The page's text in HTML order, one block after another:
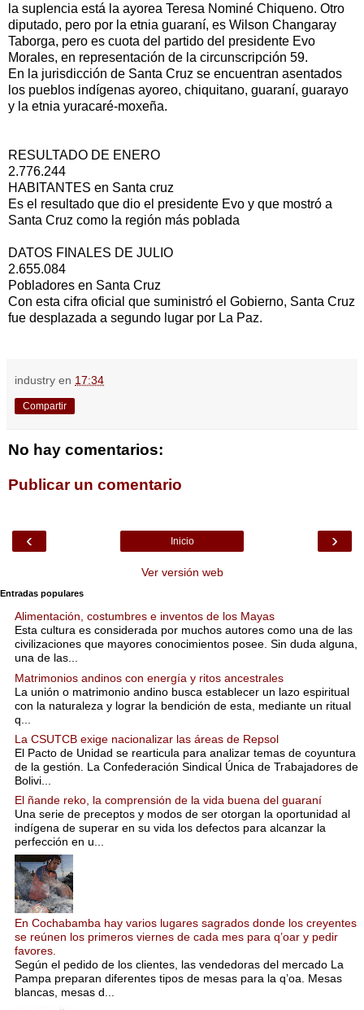
la suplencia está la ayorea Teresa Nominé Chiqueno. Otro
diputado, pero por la etnia guaraní, es Wilson Changaray
Taborga, pero es cuota del partido del presidente Evo
Morales, en representación de la circunscripción 59.
En la jurisdicción de Santa Cruz se encuentran asentados
los pueblos indígenas ayoreo, chiquitano, guaraní, guarayo
y la etnia yuracaré-moxeña.
RESULTADO DE ENERO
2.776.244
HABITANTES en Santa cruz
Es el resultado que dio el presidente Evo y que mostró a
Santa Cruz como la región más poblada
DATOS FINALES DE JULIO
2.655.084
Pobladores en Santa Cruz
Con esta cifra oficial que suministró el Gobierno, Santa Cruz
fue desplazada a segundo lugar por La Paz.
industry en 17:34
Compartir
No hay comentarios:
Publicar un comentario
‹ ›
Inicio
Ver versión web
Entradas populares
Alimentación, costumbres e inventos de los Mayas
Esta cultura es considerada por muchos autores como una de las
civilizaciones que mayores conocimientos posee. Sin duda alguna,
una de las...
Matrimonios andinos con energía y ritos ancestrales
La unión o matrimonio andino busca establecer un lazo espiritual
con la naturaleza y lograr la bendición de esta, mediante un ritual
q...
La CSUTCB exige nacionalizar las áreas de Repsol
El Pacto de Unidad se rearticula para analizar temas de coyuntura
de la gestión. La Confederación Sindical Única de Trabajadores de
Bolivi...
El ñande reko, la comprensión de la vida buena del guaraní
Una serie de preceptos y modos de ser otorgan la oportunidad al
indígena de superar en su vida los defectos para alcanzar la
perfección en u...
En Cochabamba hay varios lugares sagrados donde los creyentes
se reúnen los primeros viernes de cada mes para q’oar y pedir
favores.
Según el pedido de los clientes, las vendedoras del mercado La
Pampa preparan diferentes tipos de mesas para la q’oa. Mesas
blancas, mesas d...